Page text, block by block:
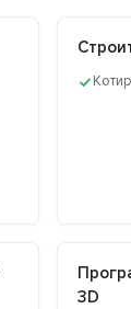
3D